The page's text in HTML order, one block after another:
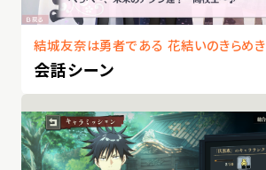
結城友奈は勇者である 花結いのきらめき
会話シーン